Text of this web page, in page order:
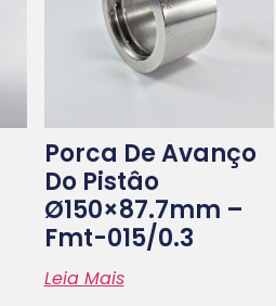
Porca De Avanço
Do Pistâo
Ø150×87.7mm –
Fmt-015/0.3
Leia Mais